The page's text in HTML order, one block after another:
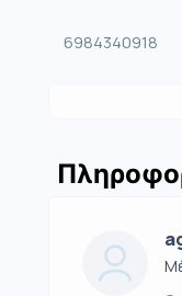
6984340918